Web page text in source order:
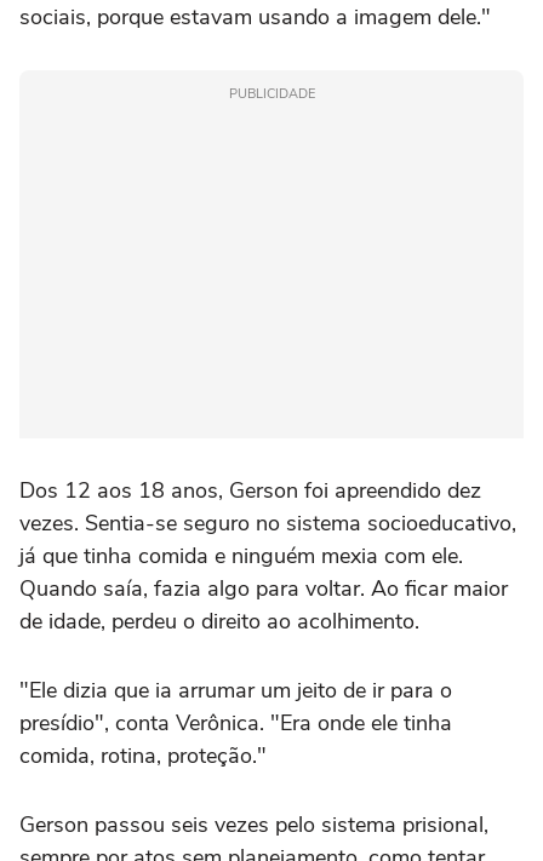
sociais, porque estavam usando a imagem dele."
PUBLICIDADE
Dos 12 aos 18 anos, Gerson foi apreendido dez
vezes. Sentia-se seguro no sistema socioeducativo,
já que tinha comida e ninguém mexia com ele.
Quando saía, fazia algo para voltar. Ao ficar maior
de idade, perdeu o direito ao acolhimento.
"Ele dizia que ia arrumar um jeito de ir para o
presídio", conta Verônica. "Era onde ele tinha
comida, rotina, proteção."
Gerson passou seis vezes pelo sistema prisional,